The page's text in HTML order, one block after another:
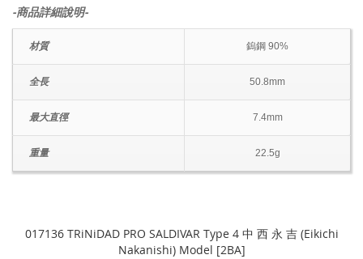
-商品詳細說明-
材質 鎢鋼 90%
全長 50.8mm
最大直徑 7.4mm
重量 22.5g
017136 TRiNiDAD PRO SALDIVAR Type 4 中 西 永 吉 (Eikichi
Nakanishi) Model [2BA]